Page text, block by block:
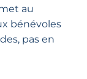
au
bénévoles
pas en